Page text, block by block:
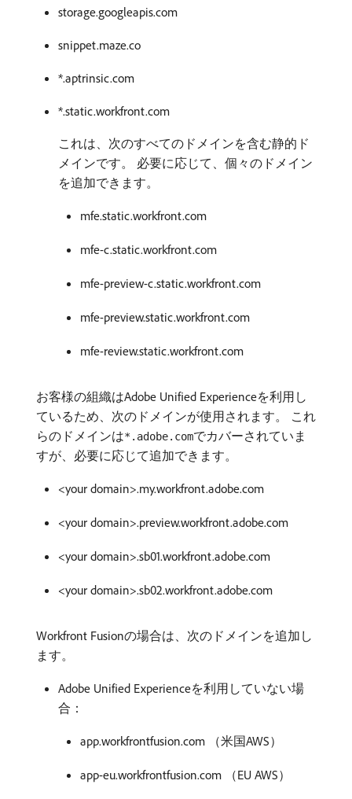
storage.googleapis.com
snippet.maze.co
*.aptrinsic.com
*.static.workfront.com
これは、次のすべてのドメインを含む静的ド
メインです。 必要に応じて、個々のドメイン
を追加できます。
mfe.static.workfront.com
mfe-c.static.workfront.com
mfe-preview-c.static.workfront.com
mfe-preview.static.workfront.com
mfe-review.static.workfront.com
お客様の組織はAdobe Unified Experienceを利用し
ているため、次のドメインが使用されます。 これ
らのドメインは*.adobe.comでカバーされていま
すが、必要に応じて追加できます。
<your domain>.my.workfront.adobe.com
<your domain>.preview.workfront.adobe.com
<your domain>.sb01.workfront.adobe.com
<your domain>.sb02.workfront.adobe.com
Workfront Fusionの場合は、次のドメインを追加し
ます。
Adobe Unified Experienceを利用していない場
合：
app.workfrontfusion.com （米国AWS）
app-eu.workfrontfusion.com （EU AWS）